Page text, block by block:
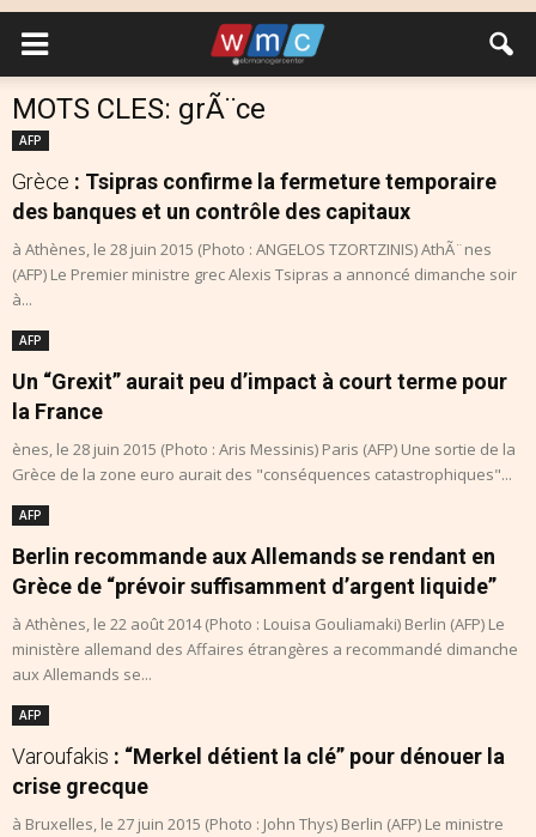
MOTS CLES: grÃ¨ce
AFP
Grèce : Tsipras confirme la fermeture temporaire
des banques et un contrôle des capitaux
à Athènes, le 28 juin 2015 (Photo : ANGELOS TZORTZINIS) AthÃ¨nes
(AFP) Le Premier ministre grec Alexis Tsipras a annoncé dimanche soir
à...
AFP
Un “Grexit” aurait peu d’impact à court terme pour
la France
ènes, le 28 juin 2015 (Photo : Aris Messinis) Paris (AFP) Une sortie de la
Grèce de la zone euro aurait des "conséquences catastrophiques"...
AFP
Berlin recommande aux Allemands se rendant en
Grèce de “prévoir suffisamment d’argent liquide”
à Athènes, le 22 août 2014 (Photo : Louisa Gouliamaki) Berlin (AFP) Le
ministère allemand des Affaires étrangères a recommandé dimanche
aux Allemands se...
AFP
Varoufakis : “Merkel détient la clé” pour dénouer la
crise grecque
à Bruxelles, le 27 juin 2015 (Photo : John Thys) Berlin (AFP) Le ministre